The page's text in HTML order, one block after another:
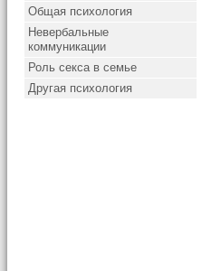
Общая психология
Невербальные
коммуникации
Роль секса в семье
Другая психология